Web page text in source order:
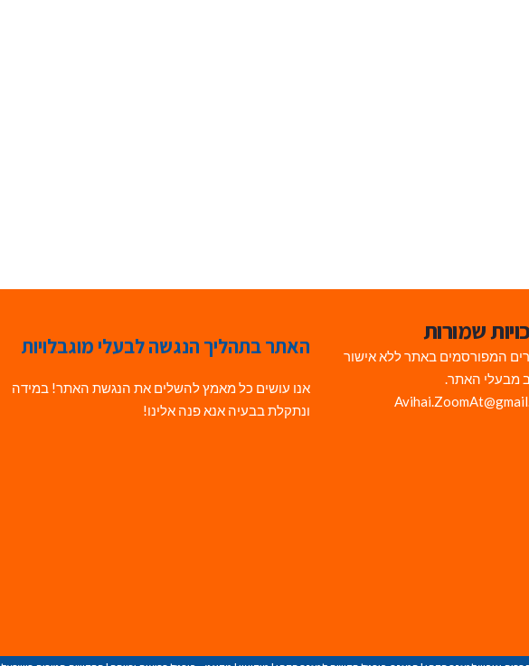
שמורות
המפורסמים באתר ללא אישור
מבעלי האתר.
האתר בתהליך הנגשה לבעלי מוגבלויות
אנו עושים כל מאמץ להשלים את הנגשת האתר! במידה
ונתקלת בבעיה אנא פנה אלינו!